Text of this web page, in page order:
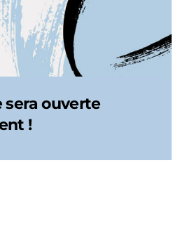
ouverte
!